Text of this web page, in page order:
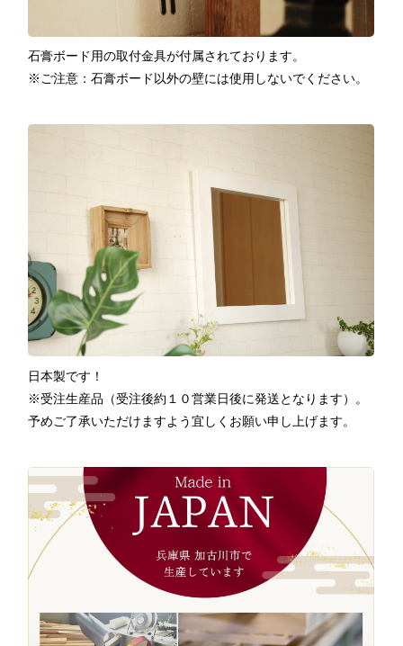
石膏ボード用の取付金具が付属されております。
※ご注意：石膏ボード以外の壁には使用しないでください。
日本製です！
※受注生産品（受注後約１０営業日後に発送となります）。
予めご了承いただけますよう宜しくお願い申し上げます。